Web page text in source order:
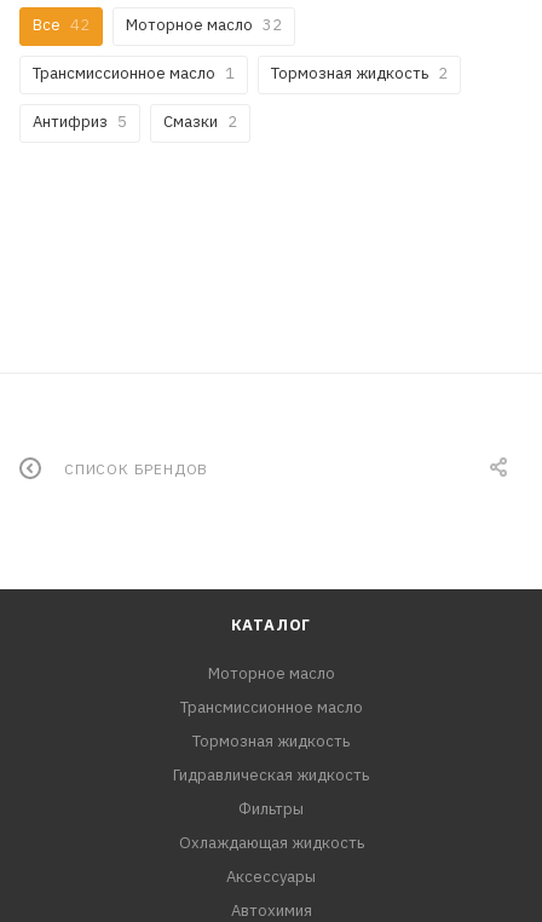
Все 42 Моторное масло 32
Трансмиссионное масло 1 Тормозная жидкость 2
Антифриз 5 Смазки 2
СПИСОК БРЕНДОВ
КАТАЛОГ
Моторное масло
Трансмиссионное масло
Тормозная жидкость
Гидравлическая жидкость
Фильтры
Охлаждающая жидкость
Аксессуары
Автохимия